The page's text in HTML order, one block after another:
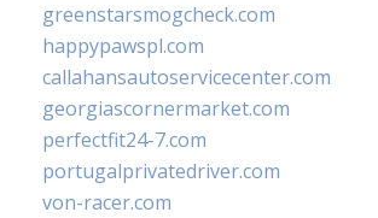
greenstarsmogcheck.com
happypawspl.com
callahansautoservicecenter.com
georgiascornermarket.com
perfectfit24-7.com
portugalprivatedriver.com
von-racer.com